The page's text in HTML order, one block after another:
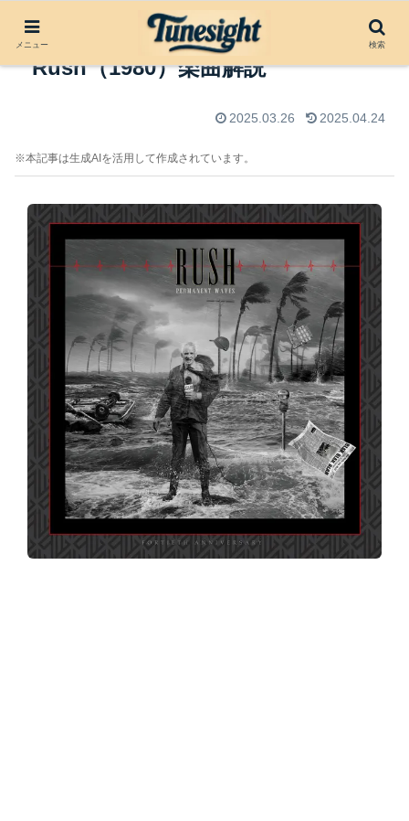
The Spirit of Radio by
Rush（1980）楽曲解説
2025.03.26 2025.04.24
※本記事は生成AIを活用して作成されています。
メニュー 検索